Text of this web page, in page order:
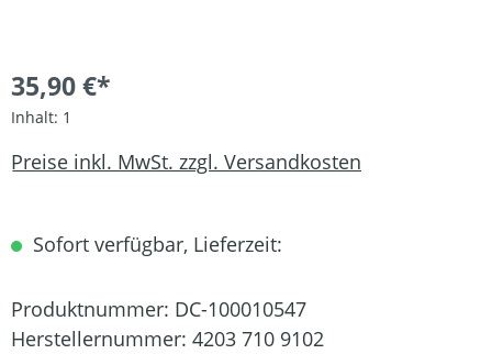
35,90 €*
Inhalt: 1
Preise inkl. MwSt. zzgl. Versandkosten
Sofort verfügbar, Lieferzeit:
Produktnummer: DC-100010547
Herstellernummer: 4203 710 9102